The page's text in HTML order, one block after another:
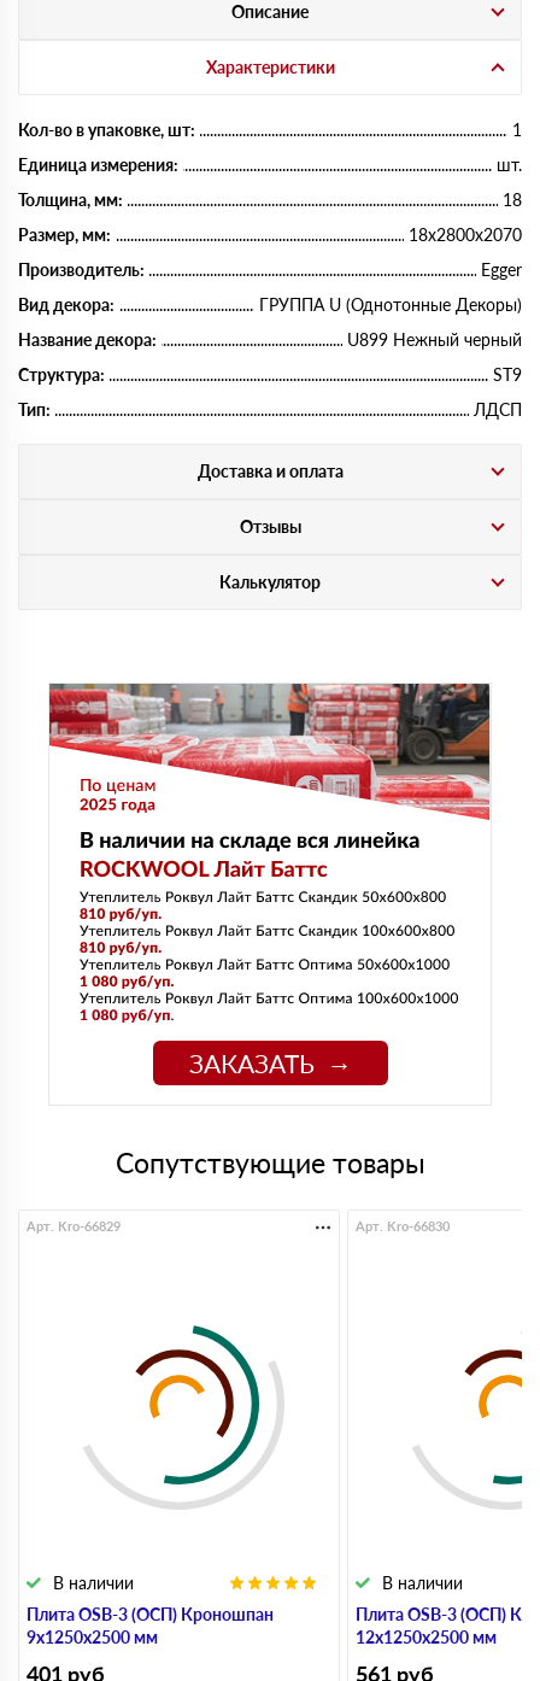
Описание
Характеристики
Кол-во в упаковке, шт:
1
Единица измерения:
шт.
Толщина, мм:
18
Размер, мм:
18х2800х2070
Производитель:
Egger
Вид декора:
ГРУППА U (Однотонные Декоры)
Название декора:
U899 Нежный черный
Структура:
ST9
Тип:
ЛДСП
Доставка и оплата
Отзывы
Калькулятор
ЗАКАЗАТЬ
Сопутствующие товары
Плита OSB-3 (ОСП) Кроношпан
9х1250х2500 мм
В наличии
Арт. Kro-66829
401 руб
Плита OSB-3 (ОСП)
12х1250х2500 мм
В наличии
Арт. Kro-66830
561 руб